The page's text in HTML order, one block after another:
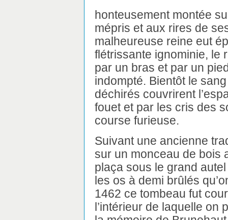
honteusement montée
mépris et aux rires de
malheureuse reine eut
flétrissante ignominie, le
par un bras et par un
indompté. Bientôt le
déchirés couvrirent
fouet et par les cris des
course furieuse.
Suivant une ancienne
sur un monceau de bois
plaça sous le grand autel
les os à demi brûlés
1462 ce tombeau fut
l’intérieur de laquelle on